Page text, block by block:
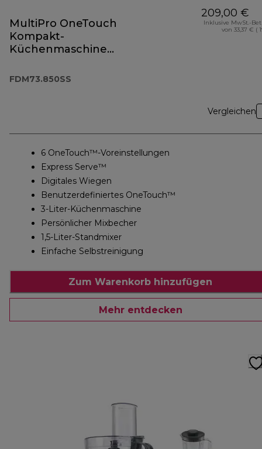
MultiPro OneTouch
Kompakt-
Küchenmaschine
FDM73.850SS
FDM73.850SS
209,00 €
Inklusive MwSt.-
von 33,37 € (
Vergleichen
6 OneTouch™-Voreinstellungen
Express Serve™
Digitales Wiegen
Benutzerdefiniertes OneTouch™
3-Liter-Küchenmaschine
Persönlicher Mixbecher
1,5-Liter-Standmixer
Einfache Selbstreinigung
Zum Warenkorb hinzufügen
Mehr entdecken